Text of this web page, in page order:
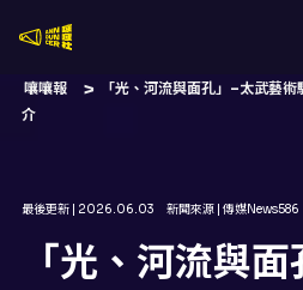
嚷嚷報
「光、河流與面孔」–太武藝
介
最後更新 | 2026.06.03 新聞來源 | 傳媒News586
「光、河流與